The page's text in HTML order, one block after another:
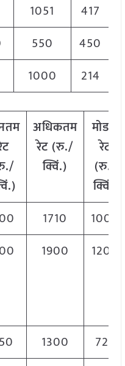
1051
417
550
450
1000 214
अधिकतम
रेट (रु./
क्विं.)
मोडल
रेट
(रु./
क्विं.)
1710
1000
1900 1200
1300
725